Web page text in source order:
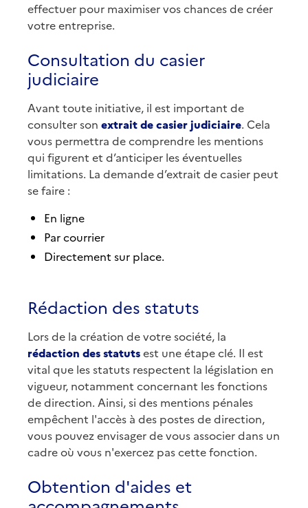
effectuer pour maximiser vos chances de créer
votre entreprise.
Consultation du casier
judiciaire
Avant toute initiative, il est important de
consulter son extrait de casier judiciaire. Cela
vous permettra de comprendre les mentions
qui figurent et d’anticiper les éventuelles
limitations. La demande d’extrait de casier peut
se faire :
En ligne
Par courrier
Directement sur place.
Rédaction des statuts
Lors de la création de votre société, la
rédaction des statutsest une étape clé. Il est
vital que les statuts respectent la législation en
vigueur, notamment concernant les fonctions
de direction. Ainsi, si des mentions pénales
empêchent l'accès à des postes de direction,
vous pouvez envisager de vous associer dans un
cadre où vous n'exercez pas cette fonction.
Obtention d'aides et